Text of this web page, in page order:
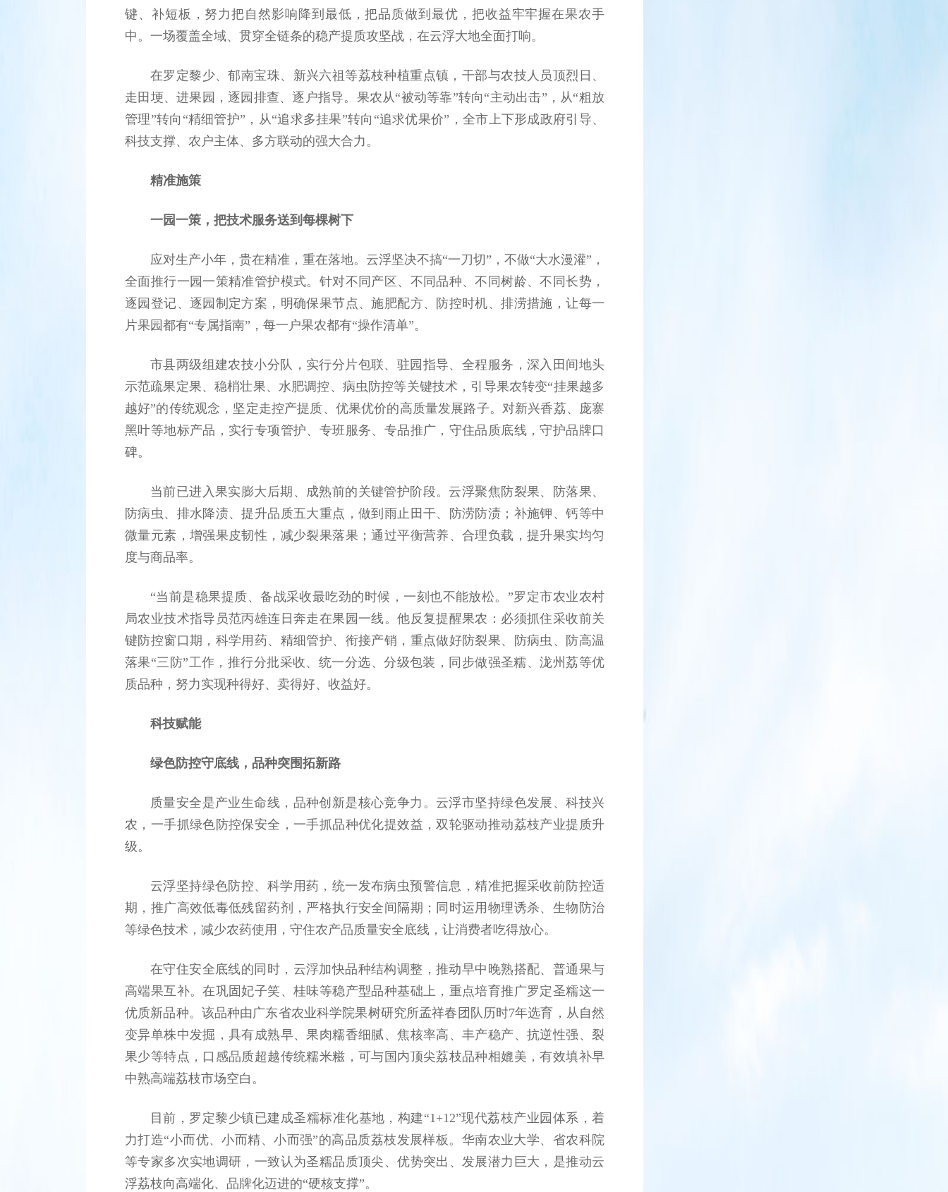
键、补短板，努力把自然影响降到最低，把品质做到最优，把收益牢牢握在果农手
中。一场覆盖全域、贯穿全链条的稳产提质攻坚战，在云浮大地全面打响。
在罗定黎少、郁南宝珠、新兴六祖等荔枝种植重点镇，干部与农技人员顶烈日、
走田埂、进果园，逐园排查、逐户指导。果农从“被动等靠”转向“主动出击”，从“粗放
管理”转向“精细管护”，从“追求多挂果”转向“追求优果价”，全市上下形成政府引导、
科技支撑、农户主体、多方联动的强大合力。
精准施策
一园一策，把技术服务送到每棵树下
应对生产小年，贵在精准，重在落地。云浮坚决不搞“一刀切”，不做“大水漫灌”，
全面推行一园一策精准管护模式。针对不同产区、不同品种、不同树龄、不同长势，
逐园登记、逐园制定方案，明确保果节点、施肥配方、防控时机、排涝措施，让每一
片果园都有“专属指南”，每一户果农都有“操作清单”。
市县两级组建农技小分队，实行分片包联、驻园指导、全程服务，深入田间地头
示范疏果定果、稳梢壮果、水肥调控、病虫防控等关键技术，引导果农转变“挂果越多
越好”的传统观念，坚定走控产提质、优果优价的高质量发展路子。对新兴香荔、庞寨
黑叶等地标产品，实行专项管护、专班服务、专品推广，守住品质底线，守护品牌口
碑。
当前已进入果实膨大后期、成熟前的关键管护阶段。云浮聚焦防裂果、防落果、
防病虫、排水降渍、提升品质五大重点，做到雨止田干、防涝防渍；补施钾、钙等中
微量元素，增强果皮韧性，减少裂果落果；通过平衡营养、合理负载，提升果实均匀
度与商品率。
“当前是稳果提质、备战采收最吃劲的时候，一刻也不能放松。”罗定市农业农村
局农业技术指导员范丙雄连日奔走在果园一线。他反复提醒果农：必须抓住采收前关
键防控窗口期，科学用药、精细管护、衔接产销，重点做好防裂果、防病虫、防高温
落果“三防”工作，推行分批采收、统一分选、分级包装，同步做强圣糯、泷州荔等优
质品种，努力实现种得好、卖得好、收益好。
科技赋能
绿色防控守底线，品种突围拓新路
质量安全是产业生命线，品种创新是核心竞争力。云浮市坚持绿色发展、科技兴
农，一手抓绿色防控保安全，一手抓品种优化提效益，双轮驱动推动荔枝产业提质升
级。
云浮坚持绿色防控、科学用药，统一发布病虫预警信息，精准把握采收前防控适
期，推广高效低毒低残留药剂，严格执行安全间隔期；同时运用物理诱杀、生物防治
等绿色技术，减少农药使用，守住农产品质量安全底线，让消费者吃得放心。
在守住安全底线的同时，云浮加快品种结构调整，推动早中晚熟搭配、普通果与
高端果互补。在巩固妃子笑、桂味等稳产型品种基础上，重点培育推广罗定圣糯这一
优质新品种。该品种由广东省农业科学院果树研究所孟祥春团队历时7年选育，从自然
变异单株中发掘，具有成熟早、果肉糯香细腻、焦核率高、丰产稳产、抗逆性强、裂
果少等特点，口感品质超越传统糯米糍，可与国内顶尖荔枝品种相媲美，有效填补早
中熟高端荔枝市场空白。
目前，罗定黎少镇已建成圣糯标准化基地，构建“1+12”现代荔枝产业园体系，着
力打造“小而优、小而精、小而强”的高品质荔枝发展样板。华南农业大学、省农科院
等专家多次实地调研，一致认为圣糯品质顶尖、优势突出、发展潜力巨大，是推动云
浮荔枝向高端化、品牌化迈进的“硬核支撑”。